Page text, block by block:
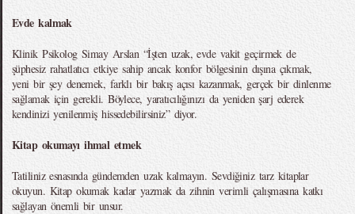
Evde kalmak
Klinik Psikolog Simay Arslan “İşten uzak, evde vakit geçirmek de
şüphesiz rahatlatıcı etkiye sahip ancak konfor bölgesinin dışına çıkmak,
yeni bir şey denemek, farklı bir bakış açısı kazanmak, gerçek bir dinlenme
sağlamak için gerekli. Böylece, yaratıcılığınızı da yeniden şarj ederek
kendinizi yenilenmiş hissedebilirsiniz” diyor.
Kitap okumayı ihmal etmek
Tatiliniz esnasında gündemden uzak kalmayın. Sevdiğiniz tarz kitaplar
okuyun. Kitap okumak kadar yazmak da zihnin verimli çalışmasına katkı
sağlayan önemli bir unsur.